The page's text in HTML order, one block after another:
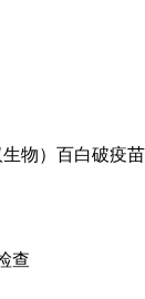
）百白破疫苗
查